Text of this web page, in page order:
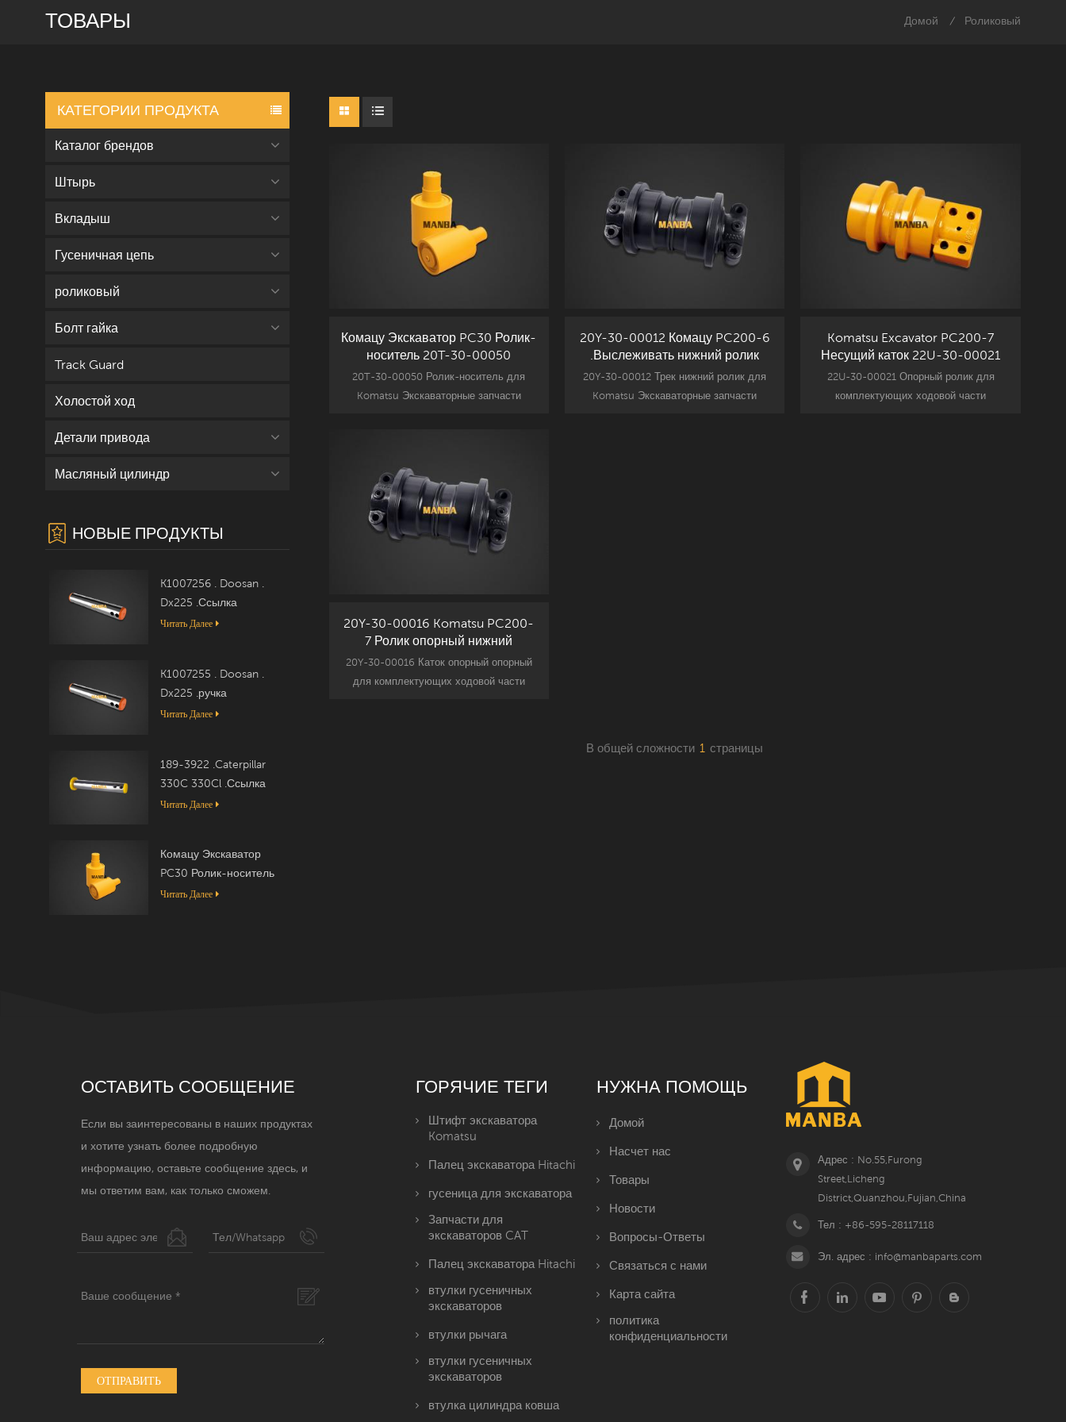
ТОВАРЫ Домой / Роликовый
КАТЕГОРИИ ПРОДУКТА
Каталог брендов
Штырь
Вкладыш
Гусеничная цепь
роликовый
Болт гайка
Track Guard
Холостой ход
Детали привода
Масляный цилиндр
НОВЫЕ ПРОДУКТЫ
K1007256 . Doosan .
Dx225 .Ссылка
Читать Далее
K1007255 . Doosan .
Dx225 .ручка
Читать Далее
189-3922 .Caterpillar
330C 330Cl .Ссылка
Читать Далее
Комацу Экскаватор
PC30 Ролик-носитель
20T-30-00050
Читать Далее
Комацу Экскаватор PC30 Ролик-
носитель 20T-30-00050
20T-30-00050 Ролик-носитель для
Komatsu Экскаваторные запчасти
Читать Далее
20Y-30-00012 Комацу PC200-6
.Выслеживать нижний ролик
20Y-30-00012 Трек нижний ролик для
Komatsu Экскаваторные запчасти
Komatsu Excavator PC200-7
Несущий каток 22U-30-00021
22U-30-00021 Опорный ролик для
комплектующих ходовой части
20Y-30-00016 Komatsu PC200-
7 Ролик опорный нижний
20Y-30-00016 Каток опорный опорный
для комплектующих ходовой части
В общей сложности 1 страницы
ОСТАВИТЬ СООБЩЕНИЕ
Если вы заинтересованы в наших продуктах
и ​​хотите узнать более подробную
информацию, оставьте сообщение здесь, и
мы ответим вам, как только сможем.
ГОРЯЧИЕ ТЕГИ
Штифт экскаватора
Komatsu
Палец экскаватора Hitachi
гусеница для экскаватора
Запчасти для
экскаваторов CAT
Палец экскаватора Hitachi
втулки гусеничных
экскаваторов
втулки рычага
втулки гусеничных
экскаваторов
втулка цилиндра ковша
НУЖНА ПОМОЩЬ
Домой
Насчет нас
Товары
Новости
Вопросы-Ответы
Связаться с нами
Карта сайта
политика
конфиденциальности
Адрес : No.55,Furong
Street,Licheng
District,Quanzhou,Fujian,China
Тел : +86-595-28117118
Эл. адрес : info@manbaparts.com